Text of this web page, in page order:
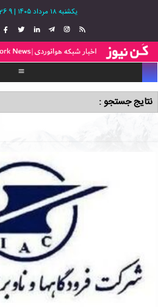
یکشنبه ۱۸ مرداد ۱۴۰۵ |
9 August 2026
نتایج جستجو :